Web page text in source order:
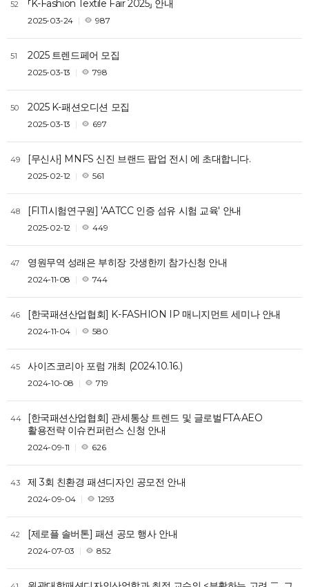
52 ⸢K-Fashion Textile Fair 2025⸥ 안내
2025-03-24 987
51 2025 트렌드페어 모집
2025-03-13 798
50 2025 K-패션오디션 모집
2025-03-13 697
49 [무신사] MNFS 신진 브랜드 팝업 전시 에 초대합니다.
2025-02-12 561
48 [FITI시험연구원] 'AATCC 인증 섬유 시험 교육' 안내
2025-02-12 449
47 영원무역 성래은 부히장 갓생한끼 참가신청 안내
2024-11-08 744
46 [한국패션산업협회] K-FASHION IP 매니지먼트 세미나 안내
2024-11-04 580
45 사이즈코리아 포럼 개최 (2024.10.16.)
2024-10-08 719
44
[한국패션산업협회] 관세통상 트렌드 및 글로벌FTA·AEO
활용전략 이슈컨퍼런스 신청 안내
2024-09-11 626
43 제 3회 친환경 패션디자인 공모전 안내
2024-09-04 1293
42 [제로플 솔버톤] 패션 공모 행사 안내
2024-07-03 852